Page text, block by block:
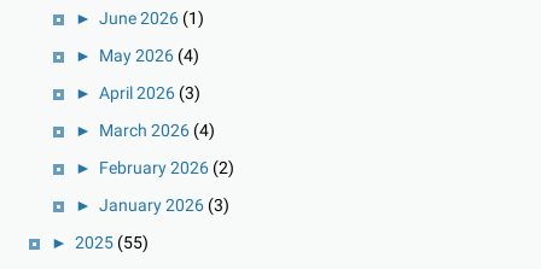
► June 2026 (1)
► May 2026 (4)
► April 2026 (3)
► March 2026 (4)
► February 2026 (2)
► January 2026 (3)
► 2025 (55)